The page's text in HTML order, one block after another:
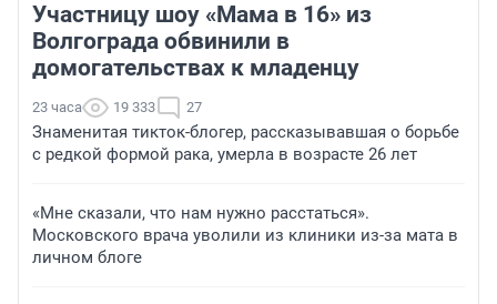
Участницу шоу «Мама в 16» из
Волгограда обвинили в
домогательствах к младенцу
23 часа 19 333 27
Знаменитая тикток-блогер, рассказывавшая о борьбе
с редкой формой рака, умерла в возрасте 26 лет
«Мне сказали, что нам нужно расстаться».
Московского врача уволили из клиники из-за мата в
личном блоге